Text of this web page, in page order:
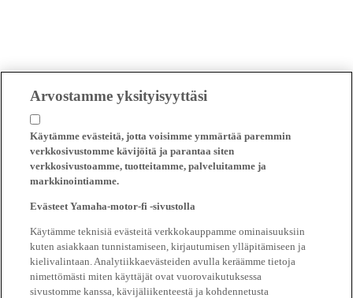
Arvostamme yksityisyyttäsi
Käytämme evästeitä, jotta voisimme ymmärtää paremmin
verkkosivustomme kävijöitä ja parantaa siten
verkkosivustoamme, tuotteitamme, palveluitamme ja
markkinointiamme.
Evästeet Yamaha-motor-fi -sivustolla
Käytämme teknisiä evästeitä verkkokauppamme ominaisuuksiin
kuten asiakkaan tunnistamiseen, kirjautumisen ylläpitämiseen ja
kielivalintaan. Analytiikkaevästeiden avulla keräämme tietoja
nimettömästi miten käyttäjät ovat vuorovaikutuksessa
sivustomme kanssa, kävijäliikenteestä ja kohdennetusta